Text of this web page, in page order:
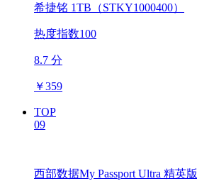
希捷铭 1TB（STKY1000400）
热度指数100
8.7 分
￥359
TOP
09
西部数据My Passport Ultra 精英版